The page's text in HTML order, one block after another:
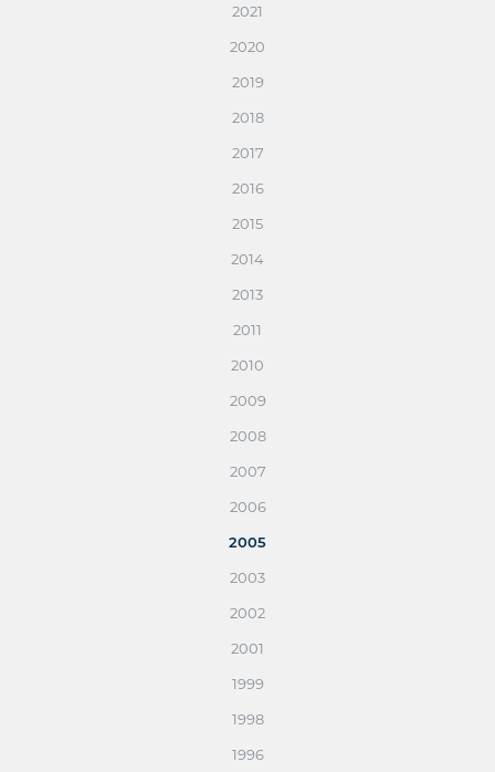
2021
2020
2019
2018
2017
2016
2015
2014
2013
2011
2010
2009
2008
2007
2006
2005
2003
2002
2001
1999
1998
1996